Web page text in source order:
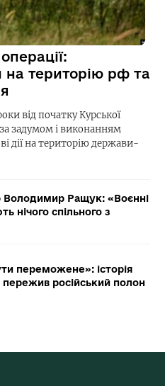
на територію рф та
від початку Курської
задумом і виконанням
дії на територію держави-
Володимир Ращук: «Воєнні
нічого спільного з
переможене»: історія
пережив російський полон